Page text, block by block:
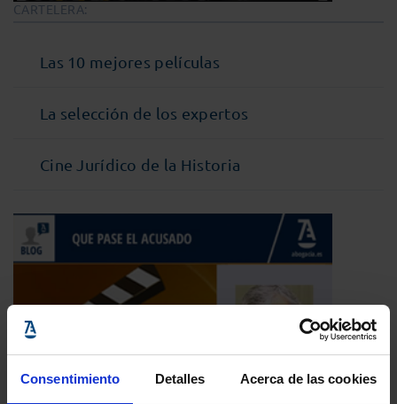
Consentimiento Detalles Acerca de las cookies
CARTELERA:
Las 10 mejores películas
La selección de los expertos
Cine Jurídico de la Historia